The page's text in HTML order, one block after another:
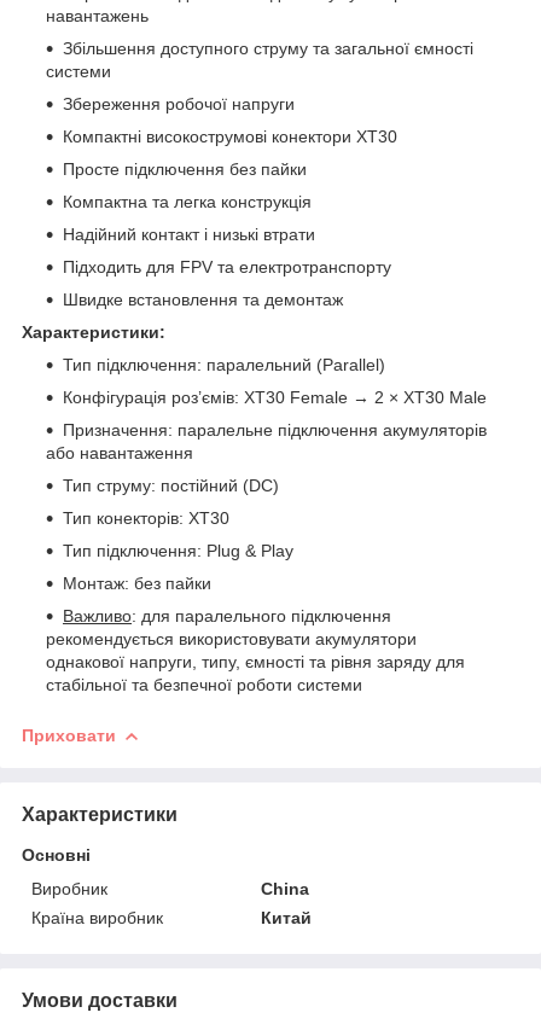
навантажень
Збільшення доступного струму та загальної ємності
системи
Збереження робочої напруги
Компактні високострумові конектори XT30
Просте підключення без пайки
Компактна та легка конструкція
Надійний контакт і низькі втрати
Підходить для FPV та електротранспорту
Швидке встановлення та демонтаж
Характеристики:
Тип підключення: паралельний (Parallel)
Конфігурація роз’ємів: XT30 Female → 2 × XT30 Male
Призначення: паралельне підключення акумуляторів
або навантаження
Тип струму: постійний (DC)
Тип конекторів: XT30
Тип підключення: Plug & Play
Монтаж: без пайки
Важливо: для паралельного підключення
рекомендується використовувати акумулятори
однакової напруги, типу, ємності та рівня заряду для
стабільної та безпечної роботи системи
Приховати
Характеристики
Основні
Виробник
China
Країна виробник
Китай
Умови доставки